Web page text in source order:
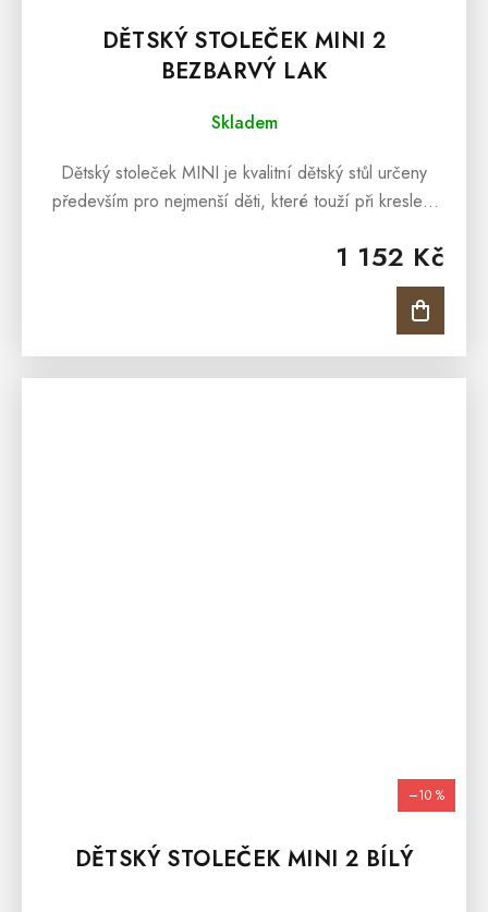
DĚTSKÝ STOLEČEK MINI 2
BEZBARVÝ LAK
Skladem
1 152 Kč
Dětský stoleček MINI je kvalitní dětský stůl určeny
především pro nejmenší děti, které touží při kreslení
–10 %
DĚTSKÝ STOLEČEK MINI 2 BÍLÝ